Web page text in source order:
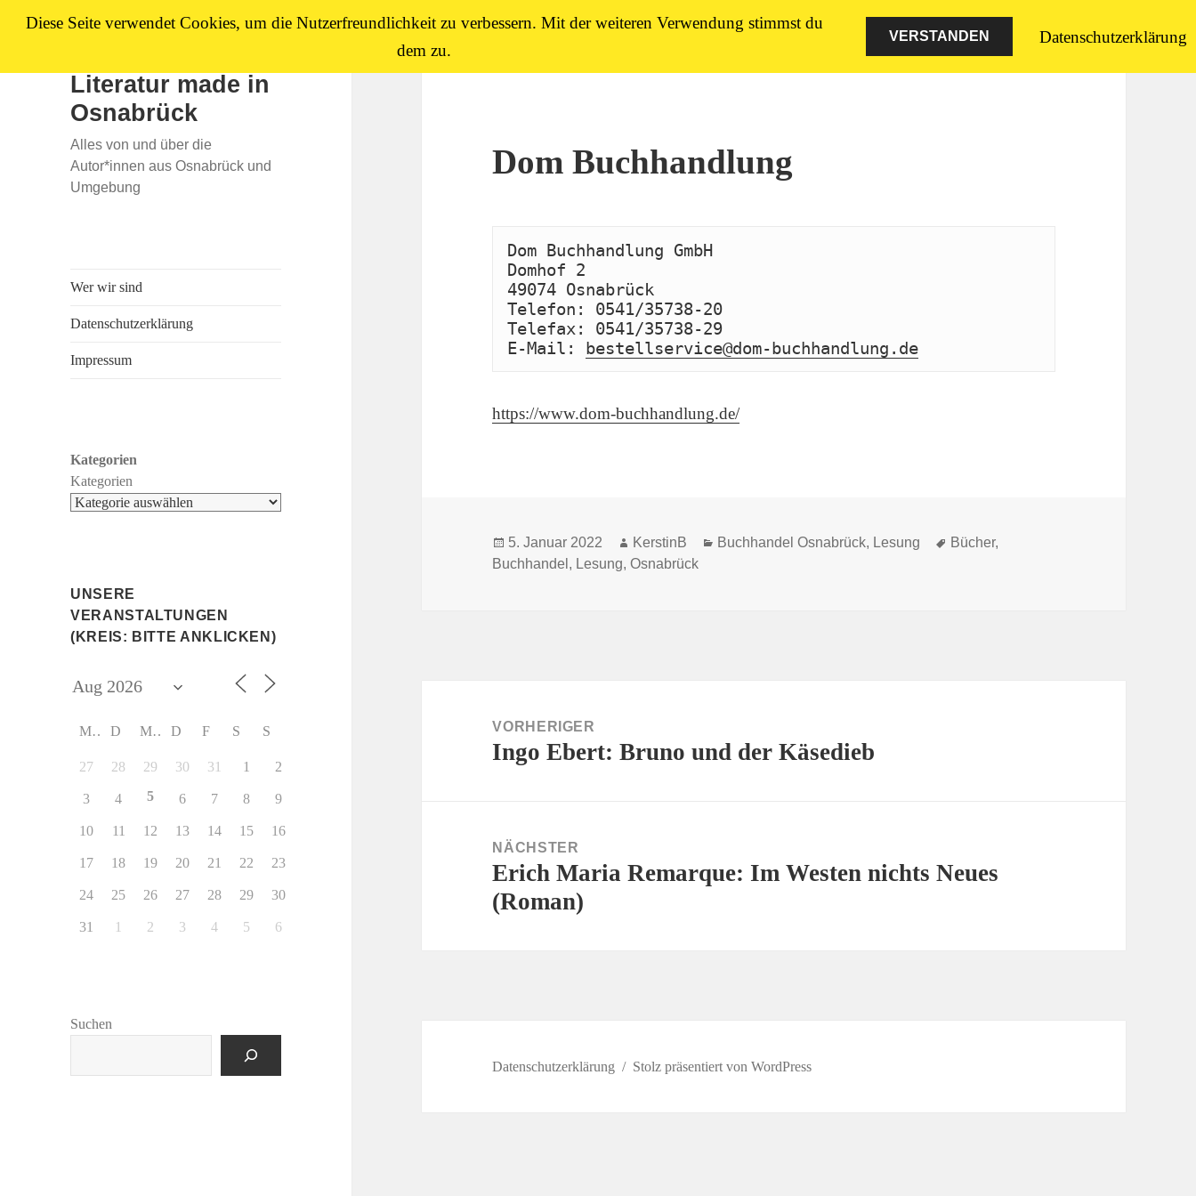
Literatur made in
Osnabrück
Alles von und über die
Autor*innen aus Osnabrück und
Umgebung
Wer wir sind
Datenschutzerklärung
Impressum
Kategorien
Kategorien
UNSERE
VERANSTALTUNGEN
(KREIS: BITTE ANKLICKEN)
M D M D F S S
27 28 29 30 31 1 2
3 4 5 6 7 8 9
10 11 12 13 14 15 16
17 18 19 20 21 22 23
24 25 26 27 28 29 30
31 1 2 3 4 5 6
Suchen
Dom Buchhandlung
Dom Buchhandlung GmbH
Domhof 2
49074 Osnabrück
Telefon: 0541/35738-20
Telefax: 0541/35738-29
E-Mail: bestellservice@dom-buchhandlung.de
https://www.dom-buchhandlung.de/
Veröffentlicht
am
5. Januar 2022 Autor
KerstinB Kategorien
Buchhandel Osnabrück, Lesung Schlagwörter
Bücher,
Buchhandel , Lesung,Osnabrück
VORHERIGER
Vorheriger
Ingo Ebert: Bruno und der Käsedieb
NÄCHSTER
Nächster
Beitrag:
Erich Maria Remarque: Im Westen nichts Neues
(Roman)
Datenschutzerklärung Stolz präsentiert von WordPress
Diese Seite verwendet Cookies, um die Nutzerfreundlichkeit zu verbessern. Mit der weiteren Verwendung stimmst du
dem zu.
VERSTANDEN Datenschutzerklärung